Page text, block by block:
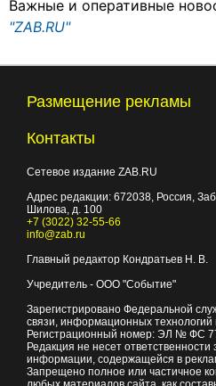
Важные и оперативные
"ZAB.RU"
Размещение рекламы
Контакты
Сетевое издание ZAB.RU
Адрес редакции: 672038, Россия,
Шилова, д. 100
+7 (3022) 32-55-66
info@zab.ru
Главный редактор Кондратьев Н. В.
Учредитель - ООО "Событие"
Зарегистрировано Федеральной
связи, информационных
Регистрационный номер: ЭЛ № ФС
Редакция не несет ответственности
информации, содержащейся в
Запрещено полное или частичное